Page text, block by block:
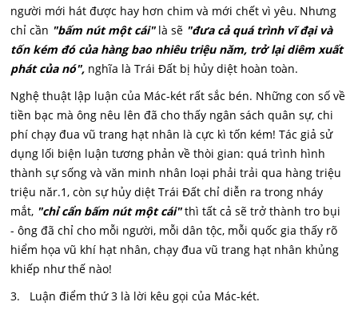
người mới hát được hay hơn chim và mới chết vì yêu. Nhưng
chỉ cần "bấm nút một cái" là sẽ "đưa cả quá trình vĩ đại và
tốn kém đó của hàng bao nhiêu triệu năm, trở lại diêm xuất
phát của nó", nghĩa là Trái Đất bị hủy diệt hoàn toàn.
Nghệ thuật lập luận của Mác-két rất sắc bén. Những con số về
tiền bạc mà ông nêu lên đã cho thấy ngân sách quân sự, chi
phí chạy đua vũ trang hạt nhân là cực kì tốn kém! Tác giả sử
dụng lối biện luận tương phản về thòi gian: quá trình hình
thành sự sống và văn minh nhân loại phải trải qua hàng triệu
triệu năr.1, còn sự hủy diệt Trái Đất chỉ diễn ra trong nháy
mắt, "chỉ cẩn bấm nút một cái" thì tất cả sẽ trở thành tro bụi
- ông đã chỉ cho mỗi người, mỗi dân tộc, mỗi quốc gia thấy rõ
hiểm họa vũ khí hạt nhân, chạy đua vũ trang hạt nhân khủng
khiếp như thế nào!
3. Luận điểm thứ 3 là lời kêu gọi của Mác-két.